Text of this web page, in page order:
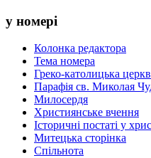
у номері
Колонка редактора
Тема номера
Греко-католицька
Парафія св. Миколая
Милосердя
Християнське вчення
Історичні постаті у
Митецька сторінка
Спільнота